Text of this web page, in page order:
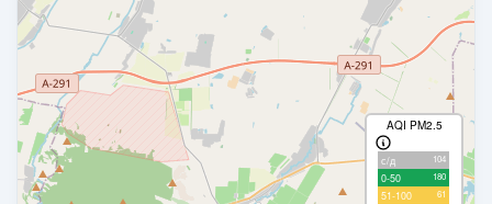
AQI PM2.5
с/д 104
0-50 180
51-100 61